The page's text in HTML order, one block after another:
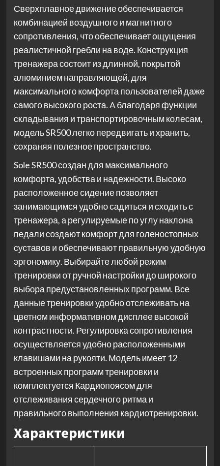
Сверхплавное движение обеспечивается
комбинацией воздушного и магнитного
сопротивления, что обеспечивает ощущения
реалистичной гребли на воде. Конструкция
тренажера состоит из длинной, покрытой
алюминием направляющей, для
максимального комфорта пользователей даже
самого высокого роста. А благодаря функции
складывания и транспортировочным колесам,
модель SR500 легко передвигать и хранить,
сохраняя полезное пространство.
Sole SR500 создан для максимального
комфорта, удобства и надежности. Высоко
расположенное сидение позволяет
занимающимся удобно садиться и сходить с
тренажера, а регулируемые по углу наклона
педали создают комфорт для голеностопных
суставов и обеспечивают правильную удобную
эргономику. Выбирайте любой режим
тренировки от ручной настройки до широкого
выбора предустановленных программ. Все
данные тренировки удобно отслеживать на
цветном информативном дисплее высокой
контрастности. Регулировка сопротивления
осуществляется удобно расположенными
клавишами на рукояти. Модель имеет 12
встроенных программ тренировки и
комплектуется Кардиопоясом для
отслеживания сердечного ритма и
правильного выполнения кардиотренировки.
Характеристики